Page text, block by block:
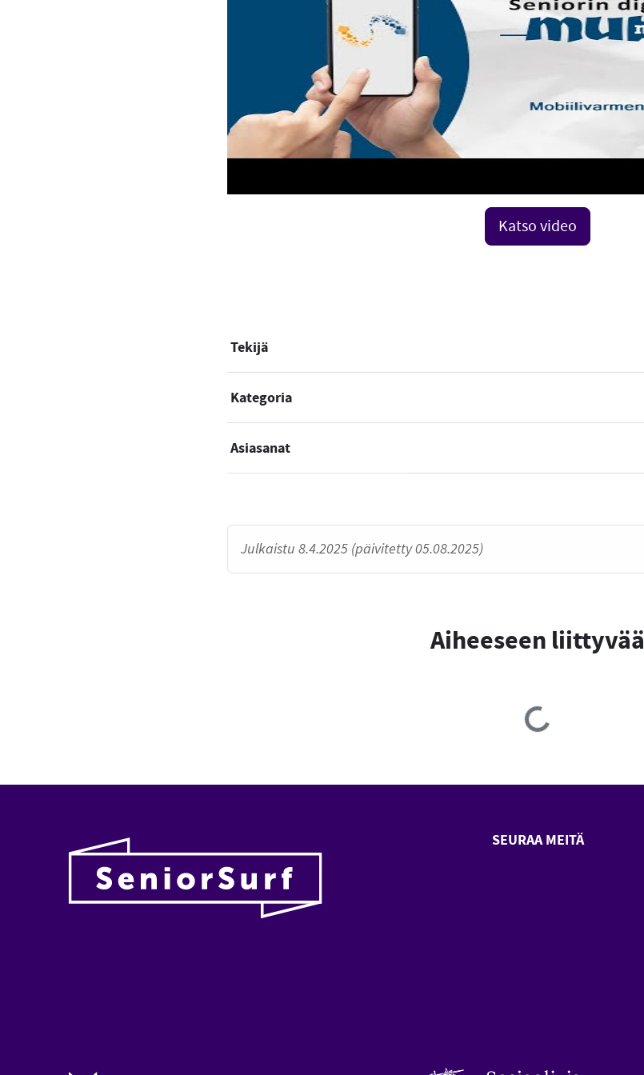
Katso video
Tekijä
Kategoria
Asiasanat
Julkaistu 8.4.2025 (päivitetty 05.08.2025)
Aiheeseen liittyvää
Loading...
SEURAA MEITÄ
Vanhustyön keskusliitto (avautuu uuteen ikkunaan)